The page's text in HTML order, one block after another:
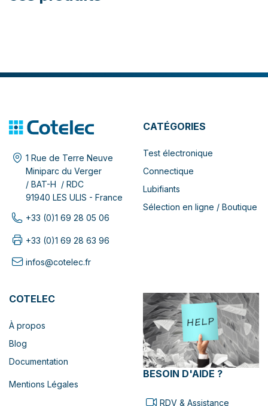
1 Rue de Terre Neuve
Miniparc du Verger
/ BAT-H / RDC
91940 LES ULIS - France
+33 (0)1 69 28 05 06
+33 (0)1 69 28 63 96
infos@cotelec.fr
CATÉGORIES
Test électronique
Connectique
Lubifiants
Sélection en ligne / Boutique
COTELEC
À propos
Blog
Documentation
Mentions Légales
BESOIN D'AIDE ?
RDV & Assistance